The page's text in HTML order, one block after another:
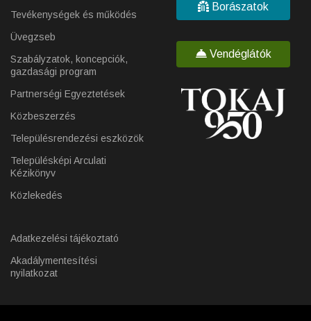
Tevékenységek és működés
Üvegzseb
Szabályzatok, koncepciók,
gazdasági program
Partnerségi Egyeztetések
Közbeszerzés
Településrendezési eszközök
Településképi Arculati
Kézikönyv
Közlekedés
Adatkezelési tájékoztató
Akadálymentesítési
nyilatkozat
Borászatok
Vendéglátók